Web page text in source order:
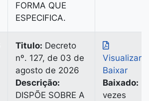
FORMA QUE
ESPECIFICA.
Titulo: Decreto
nº. 127, de 03 de
agosto de 2026
Descrição:
DISPÕE SOBRE A
Visualizar
Baixar
Baixado:
vezes